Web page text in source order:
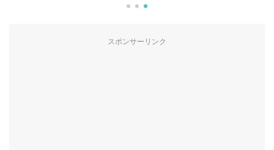
スポンサーリンク